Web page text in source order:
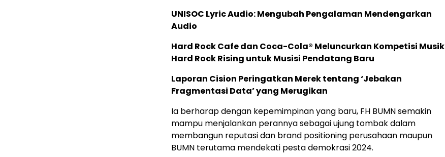
UNISOC Lyric Audio: Mengubah Pengalaman Mendengarkan
Audio
Hard Rock Cafe dan Coca-Cola® Meluncurkan Kompetisi Musik
Hard Rock Rising untuk Musisi Pendatang Baru
Laporan Cision Peringatkan Merek tentang ‘Jebakan
Fragmentasi Data’ yang Merugikan
Ia berharap dengan kepemimpinan yang baru, FH BUMN semakin
mampu menjalankan perannya sebagai ujung tombak dalam
membangun reputasi dan brand positioning perusahaan maupun
BUMN terutama mendekati pesta demokrasi 2024.